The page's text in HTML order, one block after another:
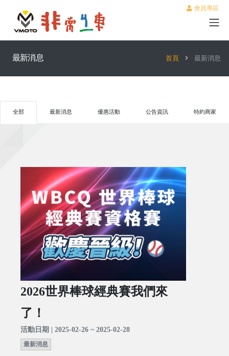
會員專區
最新消息 首頁 最新消息
全部 最新消息 優惠活動 公告資訊 特約商家
2026世界棒球經典賽我們來
了！
活動日期 | 2025-02-26 ~ 2025-02-28
最新消息